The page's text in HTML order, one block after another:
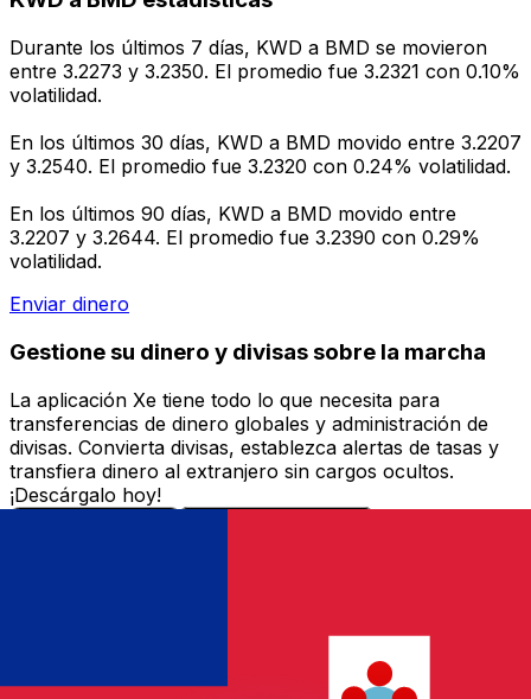
Durante los últimos 7 días, KWD a BMD se movieron
entre 3.2273 y 3.2350. El promedio fue 3.2321 con 0.10%
volatilidad.
En los últimos 30 días, KWD a BMD movido entre 3.2207
y 3.2540. El promedio fue 3.2320 con 0.24% volatilidad.
En los últimos 90 días, KWD a BMD movido entre
3.2207 y 3.2644. El promedio fue 3.2390 con 0.29%
volatilidad.
Enviar dinero
Gestione su dinero y divisas sobre la marcha
La aplicación Xe tiene todo lo que necesita para
transferencias de dinero globales y administración de
divisas. Convierta divisas, establezca alertas de tasas y
transfiera dinero al extranjero sin cargos ocultos.
¡Descárgalo hoy!